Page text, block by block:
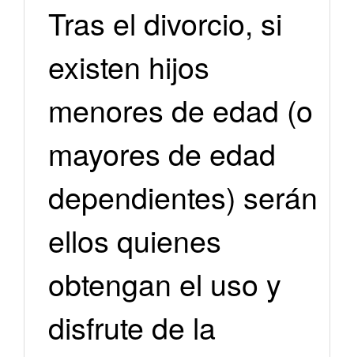
Tras el divorcio, si
existen hijos
menores de edad (o
mayores de edad
dependientes) serán
ellos quienes
obtengan el uso y
disfrute de la